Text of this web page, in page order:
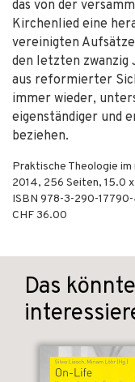
das von der
Kirchenlied eine
vereinigten
den letzten zwanzig
aus reformierter
immer wieder,
eigenständiger und
beziehen.
Praktische Theologie
2014, 256 Seiten, 15.0
ISBN 978-3-290-
CHF 36.00
Das